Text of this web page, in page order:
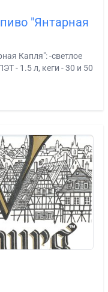
"Янтарная
Капля": -светлое
- 1.5 л, кеги - 30 и 50